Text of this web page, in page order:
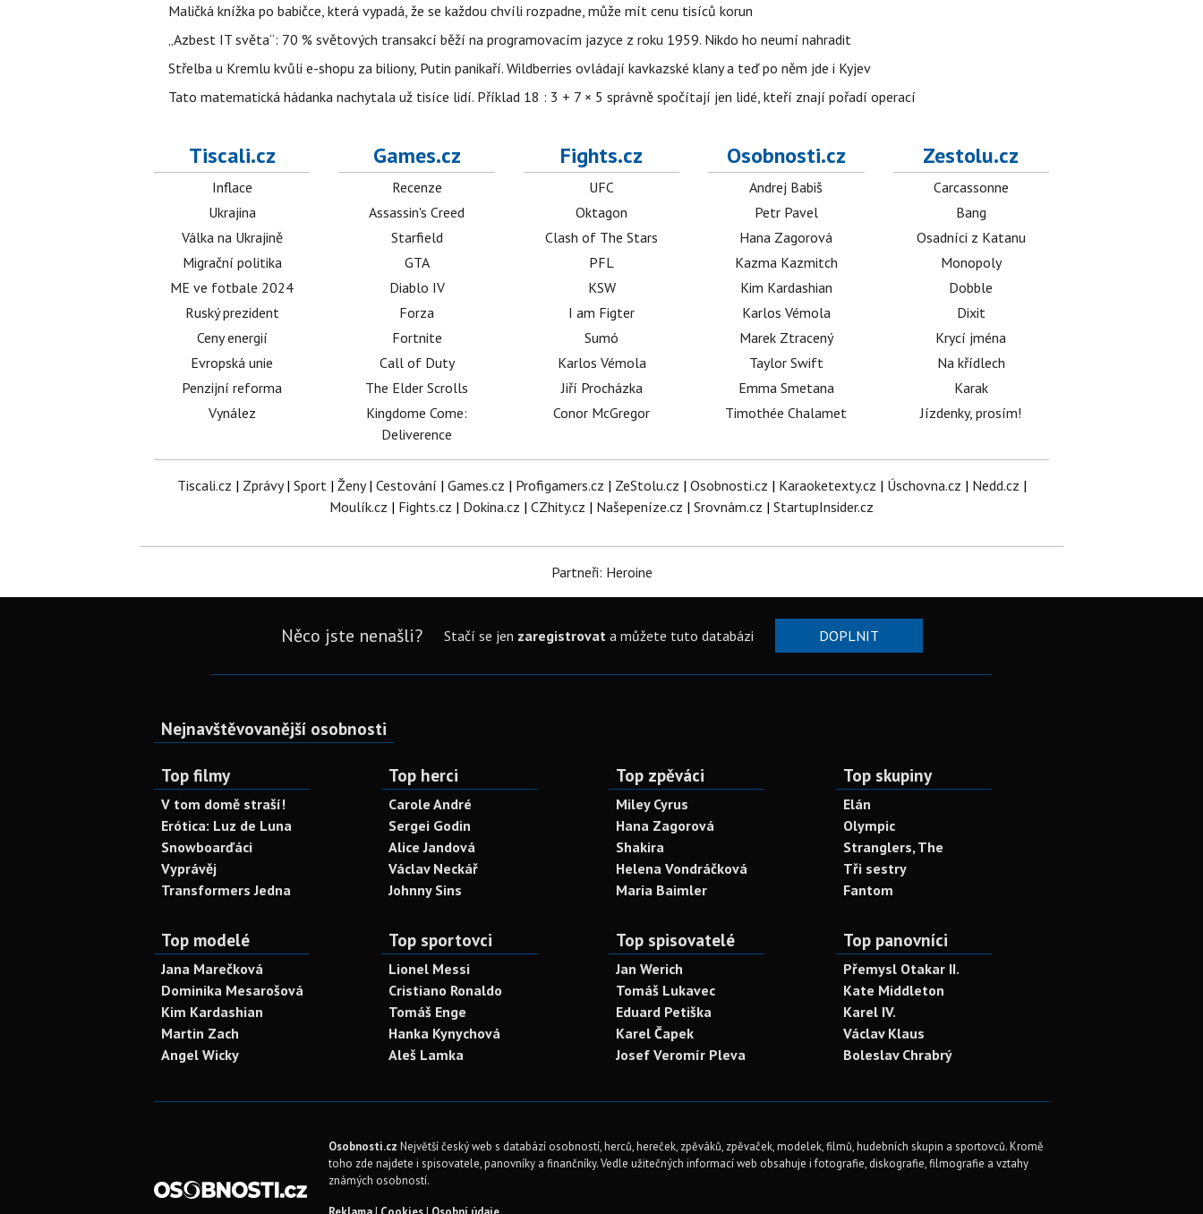
Maličká knížka po babičce, která vypadá, že se každou chvíli rozpadne, může mít cenu tisíců korun
„Azbest IT světa“: 70 % světových transakcí běží na programovacím jazyce z roku 1959. Nikdo ho neumí nahradit
Střelba u Kremlu kvůli e-shopu za biliony, Putin panikaří. Wildberries ovládají kavkazské klany a teď po něm jde i Kyjev
Tato matematická hádanka nachytala už tisíce lidí. Příklad 18 : 3 + 7 × 5 správně spočítají jen lidé, kteří znají pořadí operací
Tiscali.cz
Inflace
Ukrajina
Válka na Ukrajině
Migrační politika
ME ve fotbale 2024
Ruský prezident
Ceny energií
Evropská unie
Penzijní reforma
Vynález
Games.cz
Recenze
Assassin's Creed
Starfield
GTA
Diablo IV
Forza
Fortnite
Call of Duty
The Elder Scrolls
Kingdome Come:
Deliverence
Fights.cz
UFC
Oktagon
Clash of The Stars
PFL
KSW
I am Figter
Sumó
Karlos Vémola
Jiří Procházka
Conor McGregor
Osobnosti.cz
Andrej Babiš
Petr Pavel
Hana Zagorová
Kazma Kazmitch
Kim Kardashian
Karlos Vémola
Marek Ztracený
Taylor Swift
Emma Smetana
Timothée Chalamet
Zestolu.cz
Carcassonne
Bang
Osadníci z Katanu
Monopoly
Dobble
Dixit
Krycí jména
Na křídlech
Karak
Jízdenky, prosím!
Tiscali.cz | Zprávy| Sport| Ženy| Cestování | Games.cz | Profigamers.cz | ZeStolu.cz | Osobnosti.cz | Karaoketexty.cz | Úschovna.cz | Nedd.cz |
Moulík.cz | Fights.cz | Dokina.cz | CZhity.cz | Našepeníze.cz | Srovnám.cz | StartupInsider.cz
Partneři: Heroine
Něco jste nenašli? Stačí se jen zaregistrovata můžete tuto databázi DOPLNIT
Nejnavštěvovanější osobnosti
Top filmy
V tom domě straší!
Erótica: Luz de Luna
Snowboarďáci
Vyprávěj
Transformers Jedna
Top herci
Carole André
Sergei Godin
Alice Jandová
Václav Neckář
Johnny Sins
Top zpěváci
Miley Cyrus
Hana Zagorová
Shakira
Helena Vondráčková
Maria Baimler
Top skupiny
Elán
Olympic
Stranglers, The
Tři sestry
Fantom
Top modelé
Jana Marečková
Dominika Mesarošová
Kim Kardashian
Martin Zach
Angel Wicky
Top sportovci
Lionel Messi
Cristiano Ronaldo
Tomáš Enge
Hanka Kynychová
Aleš Lamka
Top spisovatelé
Jan Werich
Tomáš Lukavec
Eduard Petiška
Karel Čapek
Josef Veromír Pleva
Top panovníci
Přemysl Otakar II.
Kate Middleton
Karel IV.
Václav Klaus
Boleslav Chrabrý
Osobnosti.cz Největší český web s databází osobností, herců, hereček, zpěváků, zpěvaček, modelek, filmů, hudebních skupin a sportovců. Kromě
toho zde najdete i spisovatele, panovníky a finančníky. Vedle užitečných informací web obsahuje i fotografie, diskografie, filmografie a vztahy
známých osobností.